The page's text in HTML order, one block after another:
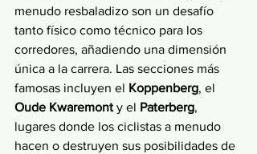
menudo resbaladizo son un desafío
tanto físico como técnico para los
corredores, añadiendo una dimensión
única a la carrera. Las secciones más
famosas incluyen el Koppenberg, el
Oude Kwaremont y el Paterberg,
lugares donde los ciclistas a menudo
hacen o destruyen sus posibilidades de